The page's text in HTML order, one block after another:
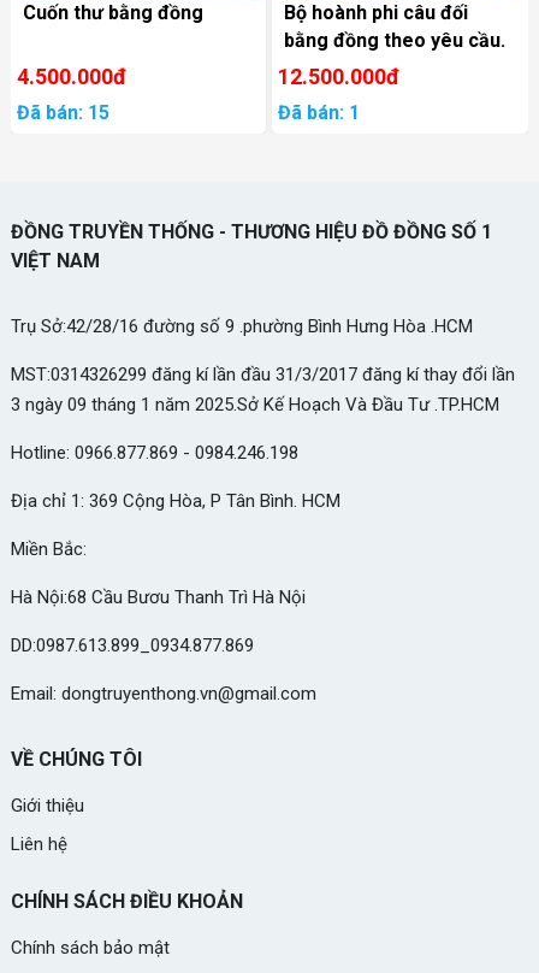
Cuốn thư bằng đồng
4.500.000đ
Đã bán: 15
Bộ hoành phi câu đối
bằng đồng theo yêu cầu.
12.500.000đ
Đã bán: 1
ĐỒNG TRUYỀN THỐNG - THƯƠNG HIỆU ĐỒ ĐỒNG SỐ 1
VIỆT NAM
Trụ Sở:42/28/16 đường số 9 .phường Bình Hưng Hòa .HCM
MST:0314326299 đăng kí lần đầu 31/3/2017 đăng kí thay đổi lần
3 ngày 09 tháng 1 năm 2025.Sở Kế Hoạch Và Đầu Tư .TP.HCM
Hotline: 0966.877.869 - 0984.246.198
Địa chỉ 1: 369 Cộng Hòa, P Tân Bình. HCM
Miền Bắc:
Hà Nội:68 Cầu Bươu Thanh Trì Hà Nội
DD:0987.613.899_0934.877.869
Email: dongtruyenthong.vn@gmail.com
VỀ CHÚNG TÔI
Giới thiệu
Liên hệ
CHÍNH SÁCH ĐIỀU KHOẢN
Chính sách bảo mật